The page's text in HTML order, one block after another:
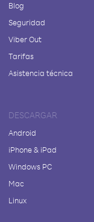
Blog
Seguridad
Viber Out
Tarifas
Asistencia técnica
DESCARGAR
Android
iPhone & iPad
Windows PC
Mac
Linux